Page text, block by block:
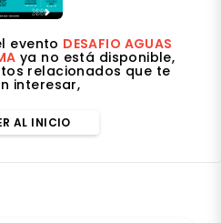
evento DESAFIO AGUAS
ya no está disponible,
relacionados que te
interesar,
AL INICIO